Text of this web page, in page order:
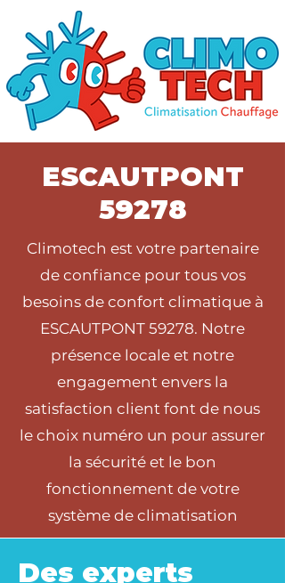
ESCAUTPONT
59278
Climotech est votre partenaire
de confiance pour tous vos
besoins de confort climatique à
ESCAUTPONT 59278. Notre
présence locale et notre
engagement envers la
satisfaction client font de nous
le choix numéro un pour assurer
la sécurité et le bon
fonctionnement de votre
système de climatisation
Des experts